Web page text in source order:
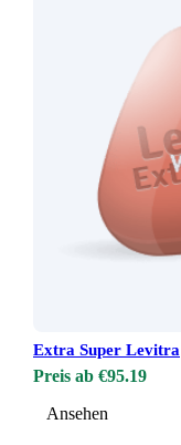
Extra Super Levitra
Preis ab €95.19
Ansehen